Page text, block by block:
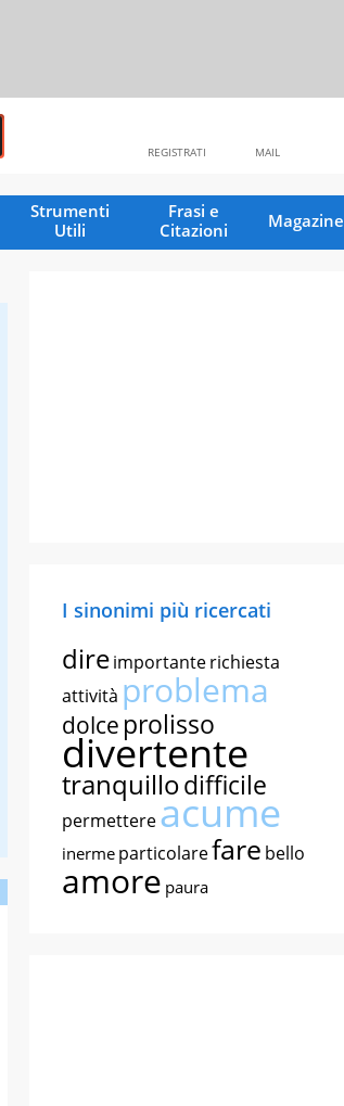
MAIL
REGISTRATI
Strumenti
Utili
Frasi e
Citazioni
Magazine
I sinonimi più ricercati
direimportanterichiesta
attività problema
dolce prolisso
divertente
tranquillodifficile
permettereacume
inerme particolarefare bello
amore paura